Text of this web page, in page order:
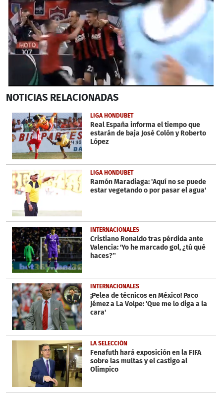
seconds
34
seconds
NOTICIAS RELACIONADAS
LIGA HONDUBET
Real España informa el tiempo que
estarán de baja José Colón y Roberto
López
LIGA HONDUBET
Ramón Maradiaga: 'Aquí no se puede
estar vegetando o por pasar el agua'
INTERNACIONALES
Cristiano Ronaldo tras pérdida ante
Valencia: 'Yo he marcado gol, ¿tú qué
haces?”
INTERNACIONALES
¡Pelea de técnicos en México! Paco
Jémez a La Volpe: 'Que me lo diga a la
cara'
LA SELECCIÓN
Fenafuth hará exposición en la FIFA
sobre las multas y el castigo al
Olímpico